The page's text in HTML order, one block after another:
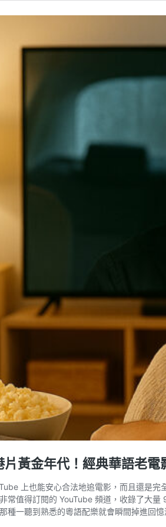
片黃金年代！經典華語老
上也能安心合法地追電影，而且還是
常值得訂閱的 YouTube 頻道，收錄了大
種一聽到熟悉的粵語配樂就會瞬間掉進回